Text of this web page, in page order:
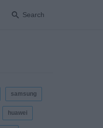
Search
samsung
huawei